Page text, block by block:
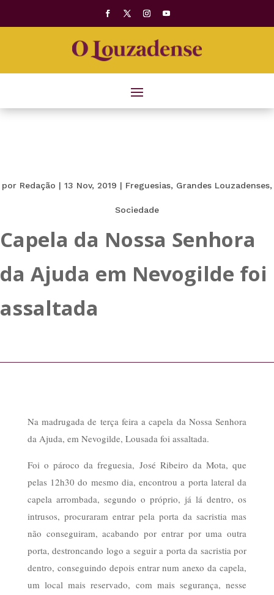
por Redação | 13 Nov, 2019 | Freguesias, Grandes Louzadenses,
Sociedade
Capela da Nossa Senhora
da Ajuda em Nevogilde foi
assaltada
Na madrugada de terça feira a capela da Nossa Senhora
da Ajuda, em Nevogilde, Lousada foi assaltada.
Foi o pároco da freguesia, José Ribeiro da Mota, que
pelas 12h30 do mesmo dia, encontrou a porta lateral da
capela arrombada, segundo o próprio, já lá dentro, os
intrusos, procuraram entrar pela porta da sacristia mas
não conseguiram, acabando por entrar por uma outra
porta, destroncando logo a seguir a porta da sacristia por
dentro, conseguindo depois entrar num anexo da capela,
um local mais reservado, com mais segurança, nesse